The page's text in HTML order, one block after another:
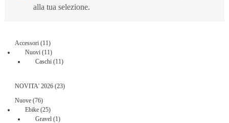
alla tua selezione.
Accessori 1111
prodotti
Nuovi 1111
prodotti
Caschi 1111
NOVITA' 2026 2323
Nuove 7676
prodotti
Ebike 2525
prodotti
Gravel 11